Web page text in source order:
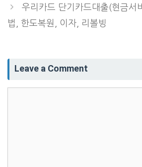
우리카드 단기카드대출(현금서
법, 한도복원, 이자, 리볼빙
Leave a Comment